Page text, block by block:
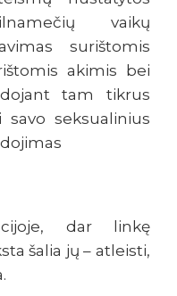
vaikų
surištomis
akimis bei
tam tikrus
seksualinius
dar linkę
šalia jų – atleisti,